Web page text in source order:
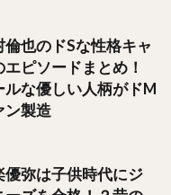
倫也のドSな性格キャ
エピソードまとめ！
ルな優しい人柄がドM
ン製造
優弥は子供時代にジ